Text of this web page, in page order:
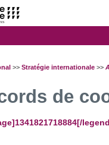
>> Stratégie internationale >>
de